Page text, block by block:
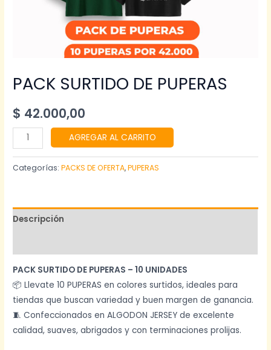
PACK SURTIDO DE PUPERAS
$ 42.000,00
PACK
SURTIDO
DE
AGREGAR AL CARRITO
Categorías:PACKS DE OFERTA,PUPERAS
Descripción
PACK SURTIDO DE PUPERAS – 10 UNIDADES
📦 Llevate 10 PUPERAS en colores surtidos, ideales para
tiendas que buscan variedad y buen margen de ganancia.
🧵 Confeccionados en ALGODON JERSEY de excelente
calidad, suaves, abrigados y con terminaciones prolijas.